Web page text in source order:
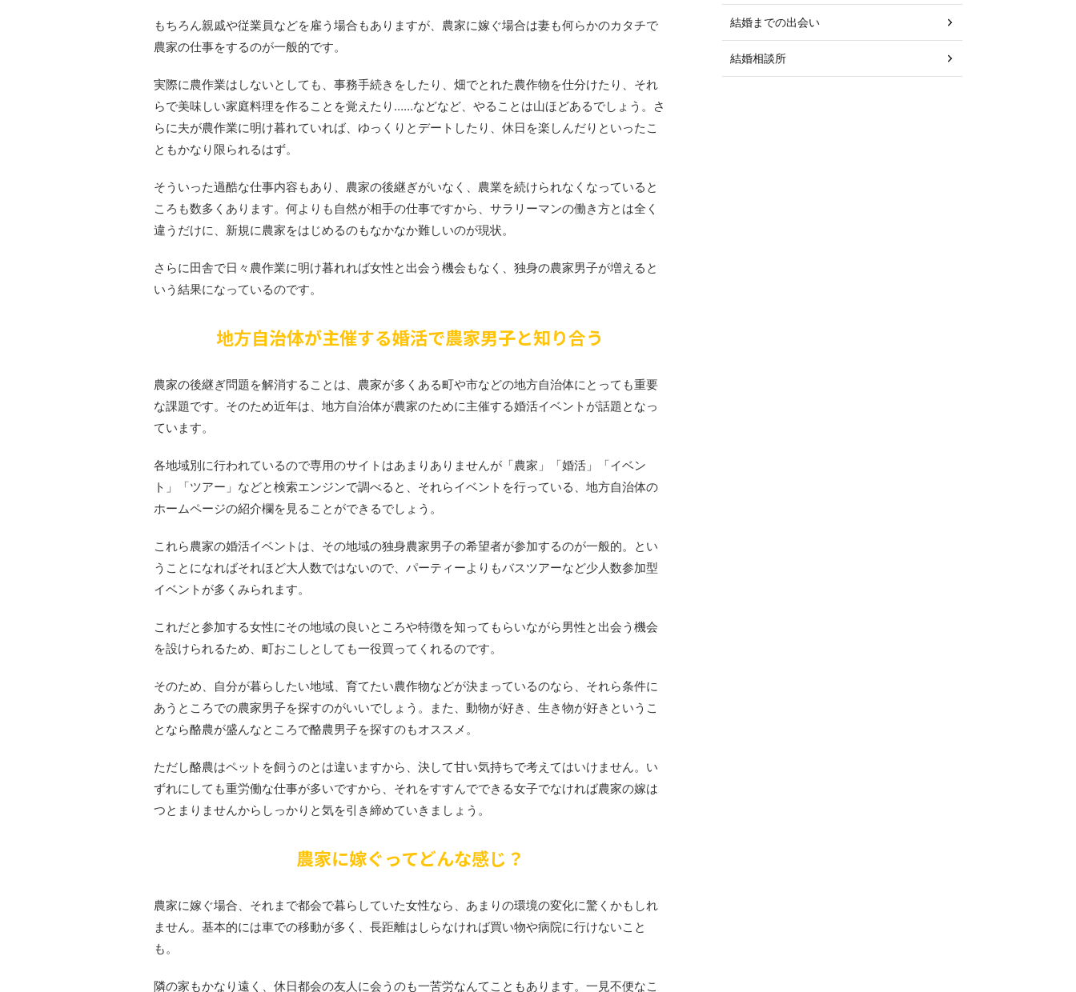
もちろん親戚や従業員などを雇う場合もありますが、農家に嫁ぐ場合は妻も何らかのカタチで
農家の仕事をするのが一般的です。
実際に農作業はしないとしても、事務手続きをしたり、畑でとれた農作物を仕分けたり、それ
らで美味しい家庭料理を作ることを覚えたり……などなど、やることは山ほどあるでしょう。さ
らに夫が農作業に明け暮れていれば、ゆっくりとデートしたり、休日を楽しんだりといったこ
ともかなり限られるはず。
そういった過酷な仕事内容もあり、農家の後継ぎがいなく、農業を続けられなくなっていると
ころも数多くあります。何よりも自然が相手の仕事ですから、サラリーマンの働き方とは全く
違うだけに、新規に農家をはじめるのもなかなか難しいのが現状。
さらに田舎で日々農作業に明け暮れれば女性と出会う機会もなく、独身の農家男子が増えると
いう結果になっているのです。
地方自治体が主催する婚活で農家男子と知り合う
農家の後継ぎ問題を解消することは、農家が多くある町や市などの地方自治体にとっても重要
な課題です。そのため近年は、地方自治体が農家のために主催する婚活イベントが話題となっ
ています。
各地域別に行われているので専用のサイトはあまりありませんが「農家」「婚活」「イベン
ト」「ツアー」などと検索エンジンで調べると、それらイベントを行っている、地方自治体の
ホームページの紹介欄を見ることができるでしょう。
これら農家の婚活イベントは、その地域の独身農家男子の希望者が参加するのが一般的。とい
うことになればそれほど大人数ではないので、パーティーよりもバスツアーなど少人数参加型
イベントが多くみられます。
これだと参加する女性にその地域の良いところや特徴を知ってもらいながら男性と出会う機会
を設けられるため、町おこしとしても一役買ってくれるのです。
そのため、自分が暮らしたい地域、育てたい農作物などが決まっているのなら、それら条件に
あうところでの農家男子を探すのがいいでしょう。また、動物が好き、生き物が好きというこ
となら酪農が盛んなところで酪農男子を探すのもオススメ。
ただし酪農はペットを飼うのとは違いますから、決して甘い気持ちで考えてはいけません。い
ずれにしても重労働な仕事が多いですから、それをすすんでできる女子でなければ農家の嫁は
つとまりませんからしっかりと気を引き締めていきましょう。
農家に嫁ぐってどんな感じ？
農家に嫁ぐ場合、それまで都会で暮らしていた女性なら、あまりの環境の変化に驚くかもしれ
ません。基本的には車での移動が多く、長距離はしらなければ買い物や病院に行けないこと
も。
隣の家もかなり遠く、休日都会の友人に会うのも一苦労なんてこともあります。一見不便なこ
結婚までの出会い
結婚相談所